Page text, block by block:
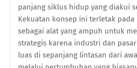
panjang siklus hidup yang diakui
Kekuatan konsep ini terletak pada
sebagai alat yang ampuh untuk
strategis karena industri dan
luas di sepanjang lintasan dari